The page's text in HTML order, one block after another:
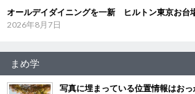
オールデイダイニングを一新 ヒルトン東京お台
2026年8月7日
まめ学
写真に埋まっている位置情報はお